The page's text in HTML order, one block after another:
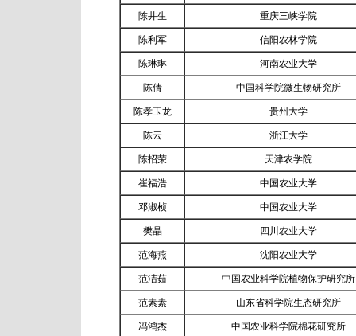
陈井生 重庆三峡学院
陈利军 信阳农林学院
陈琳琳 河南农业大学
陈倩 中国科学院微生物研究所
陈孝玉龙 贵州大学
陈云 浙江大学
陈招荣 天津农学院
崔福浩 中国农业大学
邓淑桢 中国农业大学
樊晶 四川农业大学
范海燕 沈阳农业大学
范洁茹 中国农业科学院植物保护研究所
范素素 山东省科学院生态研究所
冯鸿杰 中国农业科学院棉花研究所